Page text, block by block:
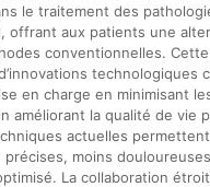
le traitement des
offrant aux patients une
conventionnelles.
technologiques
en charge en minimisant
améliorant la qualité de vie
actuelles
moins
La collaboration